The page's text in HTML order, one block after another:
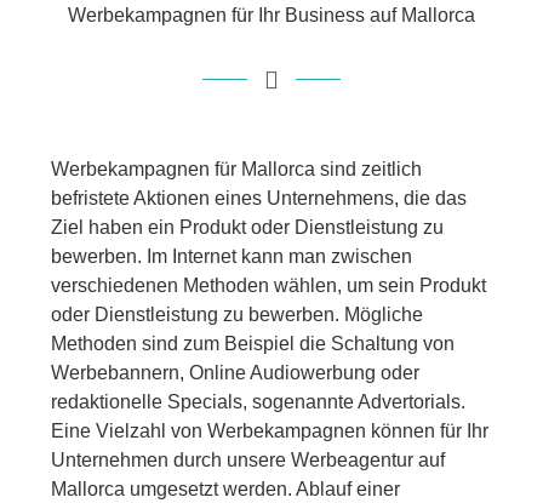
Werbekampagnen für Ihr Business auf Mallorca
Werbekampagnen für Mallorca sind zeitlich
befristete Aktionen eines Unternehmens, die das
Ziel haben ein Produkt oder Dienstleistung zu
bewerben. Im Internet kann man zwischen
verschiedenen Methoden wählen, um sein Produkt
oder Dienstleistung zu bewerben. Mögliche
Methoden sind zum Beispiel die Schaltung von
Werbebannern, Online Audiowerbung oder
redaktionelle Specials, sogenannte Advertorials.
Eine Vielzahl von Werbekampagnen können für Ihr
Unternehmen durch unsere Werbeagentur auf
Mallorca umgesetzt werden. Ablauf einer